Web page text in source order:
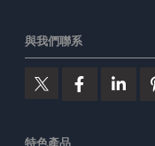
與我們聯系
特色產品